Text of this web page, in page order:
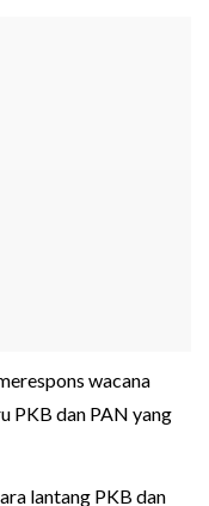
wacana
PKB dan PAN yang
lantang PKB dan